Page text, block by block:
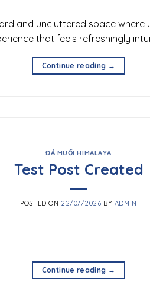
and uncluttered space where
that feels refreshingly
Continue reading →
ĐÁ MUỐI HIMALAYA
Test Post Created
POSTED ON 22/07/2026 BY ADMIN
Continue reading →